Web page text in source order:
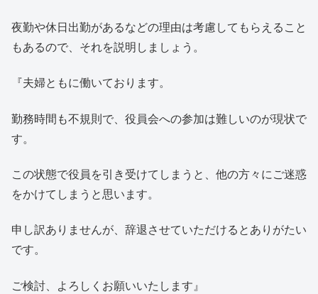
夜勤や休日出勤があるなどの理由は考慮してもらえること
もあるので、それを説明しましょう。
『夫婦ともに働いております。
勤務時間も不規則で、役員会への参加は難しいのが現状で
す。
この状態で役員を引き受けてしまうと、他の方々にご迷惑
をかけてしまうと思います。
申し訳ありませんが、辞退させていただけるとありがたい
です。
ご検討、よろしくお願いいたします』